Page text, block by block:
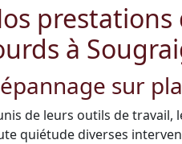
à
sur
de leurs outils de travail,
quiétude diverses